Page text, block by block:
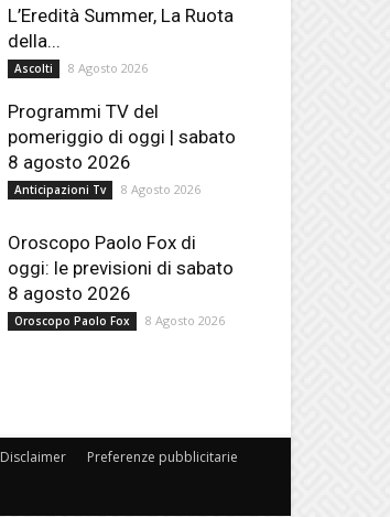
L’Eredità Summer, La Ruota
della...
Ascolti 8 Agosto 2026
Programmi TV del
pomeriggio di oggi | sabato
8 agosto 2026
Anticipazioni Tv 8 Agosto 2026
Oroscopo Paolo Fox di
oggi: le previsioni di sabato
8 agosto 2026
Oroscopo Paolo Fox 8 Agosto 2026
Disclaimer Preferenze pubblicitarie